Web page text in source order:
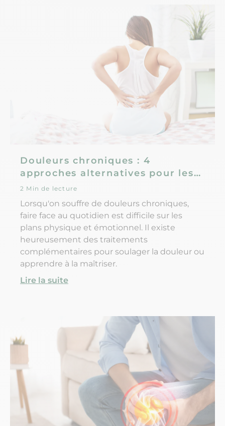
Douleurs chroniques : 4
approches alternatives pour les
soulager
2 Min de lecture
Lorsqu'on souffre de douleurs chroniques,
faire face au quotidien est difficile sur les
plans physique et émotionnel. Il existe
heureusement des traitements
complémentaires pour soulager la douleur ou
apprendre à la maîtriser.
Lire la suite